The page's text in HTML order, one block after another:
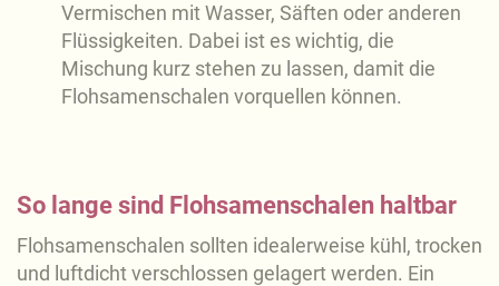
Vermischen mit Wasser, Säften oder anderen
Flüssigkeiten. Dabei ist es wichtig, die
Mischung kurz stehen zu lassen, damit die
Flohsamenschalen vorquellen können.
So lange sind Flohsamenschalen haltbar
Flohsamenschalen sollten idealerweise kühl, trocken
und luftdicht verschlossen gelagert werden. Ein